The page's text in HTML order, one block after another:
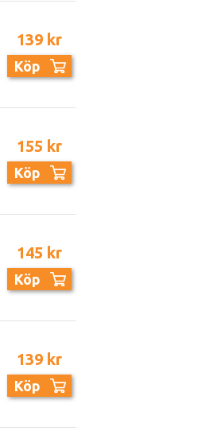
139 kr
Köp
155 kr
Köp
145 kr
Köp
139 kr
Köp